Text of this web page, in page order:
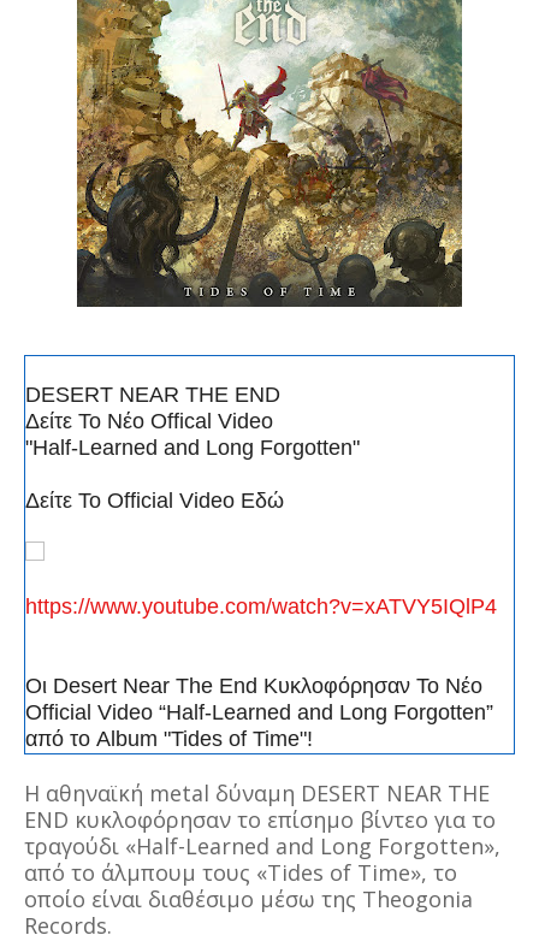
DESERT NEAR THE END
Δείτε Το Νέο Offical Video
"Half-Learned and Long Forgotten"
Δείτε Το Official Video Εδώ
https://www.youtube.com/watch?v=xATVY5IQlP4
Οι Desert Near The End Κυκλοφόρησαν Το Νέο
Official Video “Half-Learned and Long Forgotten”
από το Album "Tides of Time"!
Η αθηναϊκή metal δύναμη DESERT NEAR THE
END κυκλοφόρησαν το επίσημο βίντεο για το
τραγούδι «Half-Learned and Long Forgotten»,
από το άλμπουμ τους «Tides of Time», το
οποίο είναι διαθέσιμο μέσω της Theogonia
Records.